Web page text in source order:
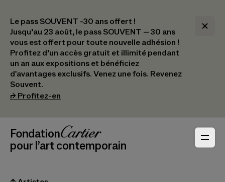
Le pass SOUVENT -30 ans offert !
Jusqu’au 23 août, le pass SOUVENT – 30 ans
vous est offert pour toute nouvelle adhésion !​
Profitez d’un accès gratuit et illimité pendant
un an aux expositions et bénéficiez
d'avantages exclusifs.​ Venez une fois. Revenez
Souvent.
⮣ Profitez-en
Navigation en-tête
_logoFondation Cartier
pour l’art contemporain